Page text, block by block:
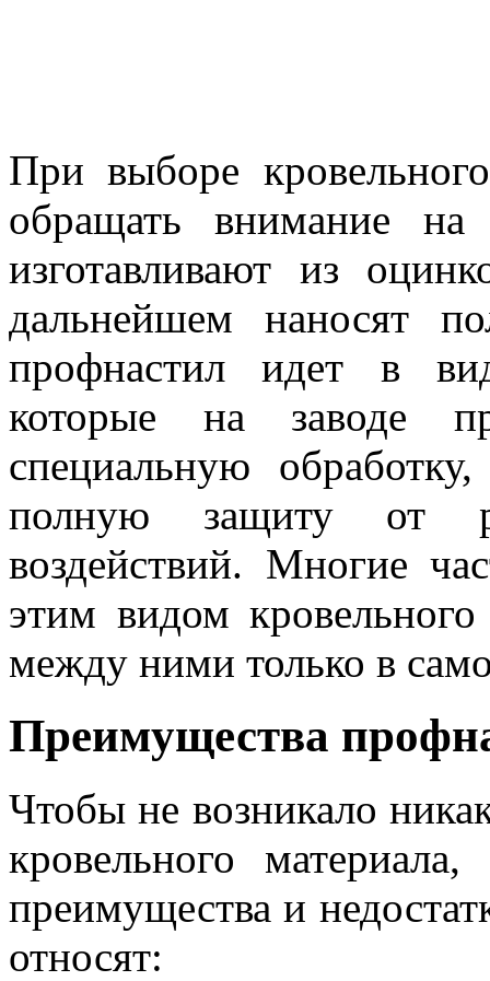
При выборе
обращать внимание на
изготавливают из
дальнейшем наносят
профнастил идет в
которые на заводе
специальную
полную защиту от
воздействий. Многие
этим видом
между ними только в
Преимущества
Чтобы не возникало
кровельного
преимущества и
относят: